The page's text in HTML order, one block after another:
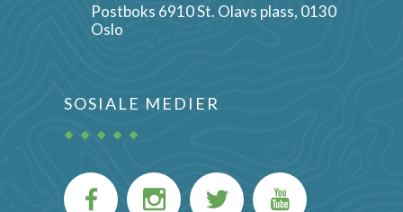
Postboks 6910 St. Olavs plass, 0130
Oslo
SOSIALE MEDIER